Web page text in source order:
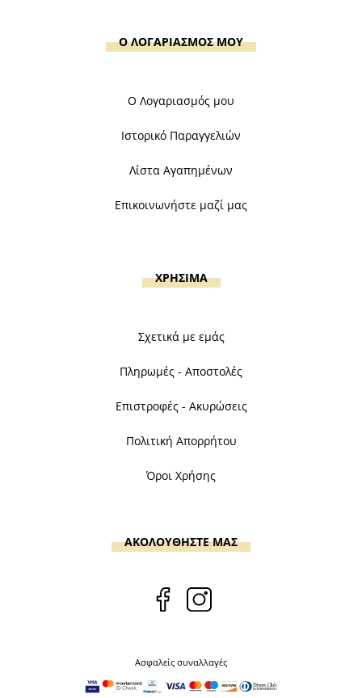
Ο ΛΟΓΑΡΙΑΣΜΟΣ ΜΟΥ
Ο Λογαριασμός μου
Ιστορικό Παραγγελιών
Λίστα Αγαπημένων
Επικοινωνήστε μαζί μας
ΧΡΗΣΙΜΑ
Σχετικά με εμάς
Πληρωμές - Αποστολές
Επιστροφές - Ακυρώσεις
Πολιτική Απορρήτου
Όροι Χρήσης
ΑΚΟΛΟΥΘΗΣΤΕ ΜΑΣ
Ασφαλείς συναλλαγές